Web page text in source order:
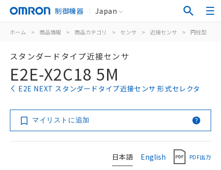
制御機器 Japan
ホーム > 商品情報 > 商品カテゴリ > センサ > 近接センサ > 円柱型
スタンダードタイプ近接センサ
E2E-X2C18 5M
E2E NEXT スタンダードタイプ近接センサ 形式セレクタ
マイリストに追加
日本語 English PDF出力